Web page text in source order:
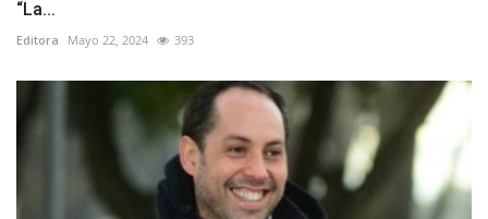
“La...
Editora Mayo 22, 2024 393